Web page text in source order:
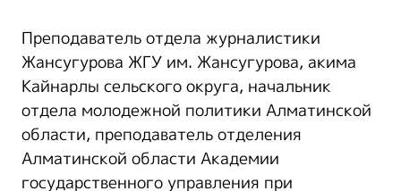
Преподаватель отдела журналистики
Жансугурова ЖГУ им. Жансугурова, акима
Кайнарлы сельского округа, начальник
отдела молодежной политики Алматинской
области, преподаватель отделения
Алматинской области Академии
государственного управления при